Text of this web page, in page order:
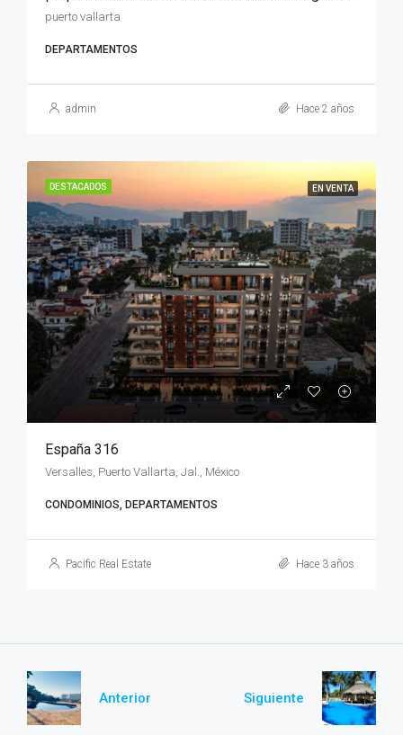
puerto vallarta
DEPARTAMENTOS
admin Hace 2 años
DESTACADOS EN VENTA
España 316
Versalles, Puerto Vallarta, Jal., México
CONDOMINIOS, DEPARTAMENTOS
Pacific Real Estate Hace 3 años
Anterior Siguiente